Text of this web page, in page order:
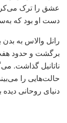
عشق را ترک
دست او بود که
رانل والاس به
برگشت و حدود هفت
ناتانیل گذاشت.
حالت‌هایی را
دنیای روحانی